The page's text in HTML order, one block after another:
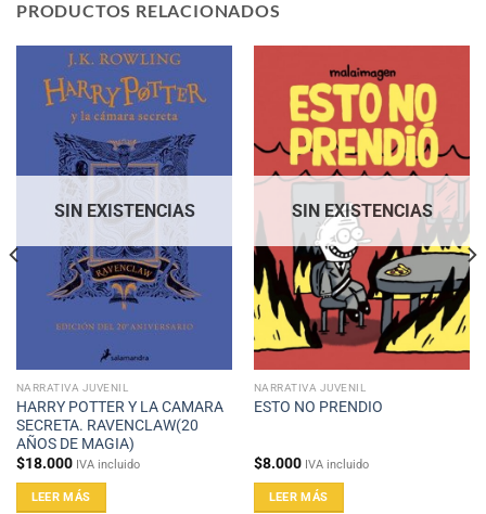
PRODUCTOS RELACIONADOS
SIN EXISTENCIAS
NARRATIVA JUVENIL
HARRY POTTER Y LA CAMARA
SECRETA. RAVENCLAW(20
AÑOS DE MAGIA)
$18.000 IVA incluido
LEER MÁS
SIN EXISTENCIAS
NARRATIVA JUVENIL
ESTO NO PRENDIO
$8.000 IVA incluido
LEER MÁS